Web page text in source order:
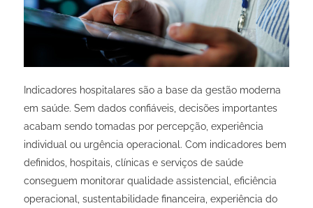
Indicadores hospitalares são a base da gestão moderna
em saúde. Sem dados confiáveis, decisões importantes
acabam sendo tomadas por percepção, experiência
individual ou urgência operacional. Com indicadores bem
definidos, hospitais, clínicas e serviços de saúde
conseguem monitorar qualidade assistencial, eficiência
operacional, sustentabilidade financeira, experiência do